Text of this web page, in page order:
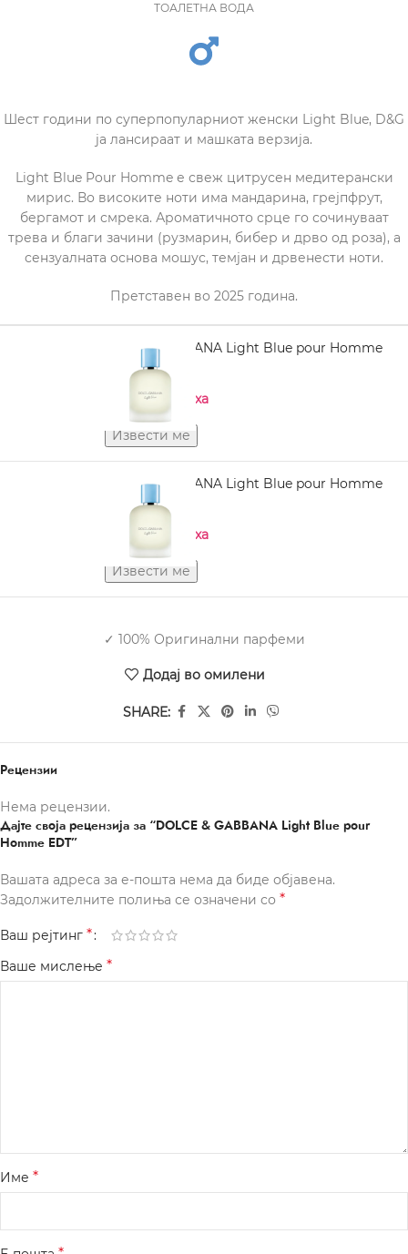
ТОАЛЕТНА ВОДА
Шест години по суперпопуларниот женски Light Blue, D&G
ја лансираат и машката верзија.
Light Blue Pour Homme е свеж цитрусен медитерански
мирис. Во високите ноти има мандарина, грејпфрут,
бергамот и смрека. Ароматичното срце го сочинуваат
трева и благи зачини (рузмарин, бибер и дрво од роза), а
сензуалната основа мошус, темјан и дрвенести ноти.
Претставен во 2025 година.
DOLCE GABBANA Light Blue pour Homme
EDT 100 ml
Нема на залиха
DOLCE GABBANA Light Blue pour Homme
EDT 200 ml
Нема на залиха
✓ 100% Оригинални парфеми
Додај во омилени
SHARE:
Рецензии
Нема рецензии.
Дајте своја рецензија за “DOLCE & GABBANA Light Blue pour
Homme EDT”
Вашата адреса за е-пошта нема да биде објавена.
Задолжителните полиња се означени со *
Ваш рејтинг *
Ваше мислење *
Име *